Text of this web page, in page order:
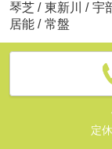
琴芝 / 東新川 / 宇
居能 / 常盤
定